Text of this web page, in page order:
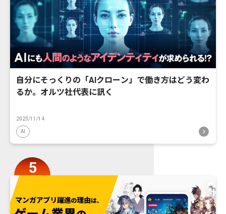
自分にそっくりの「AIクローン」で働き方はどう変わ
るか。オルツ社代表に訊く
2023/11/14
AI